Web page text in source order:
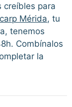
creíbles para
Mérida, tu
tenemos
Combínalos
la